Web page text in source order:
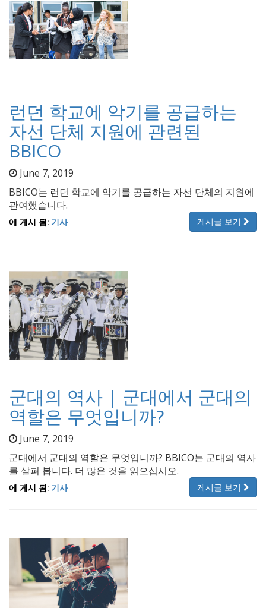
런던 학교에 악기를 공급하는
자선 단체 지원에 관련된
BBICO
June 7, 2019
BBICO는 런던 학교에 악기를 공급하는 자선 단체의 지원에
관여했습니다.
게시글 보기
에 게시 됨: 기사
군대의 역사 | 군대에서 군대의
역할은 무엇입니까?
June 7, 2019
군대에서 군대의 역할은 무엇입니까? BBICO는 군대의 역사
를 살펴 봅니다. 더 많은 것을 읽으십시오.
게시글 보기
에 게시 됨: 기사